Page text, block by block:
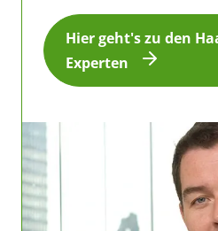
Hier geht's zu den
Experten